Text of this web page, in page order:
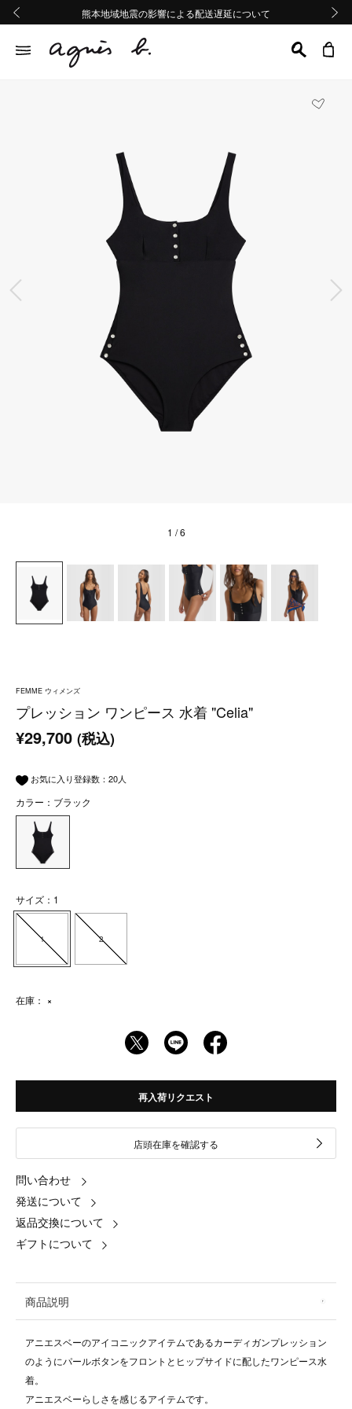
熊本地域地震の影響による配送遅延について
Summer Sale 2buy10%OFF!!
熊本地域地震の影響による配送遅延について
Summer Sale 2buy10%OFF!!
前の画像
1 / 6
FEMME ウィメンズ
プレッション ワンピース 水着 "Celia"
¥29,700 (税込)
お気に入り登録数： 20人
カラー：ブラック
サイズ：1
1 2
在庫： ×
再入荷リクエスト
店頭在庫を確認する
問い合わせ
発送について
返品交換について
ギフトについて
商品説明
アニエスベーのアイコニックアイテムであるカーディガンプレッション
のようにパールボタンをフロントとヒップサイドに配したワンピース水
着。
アニエスベーらしさを感じるアイテムです。